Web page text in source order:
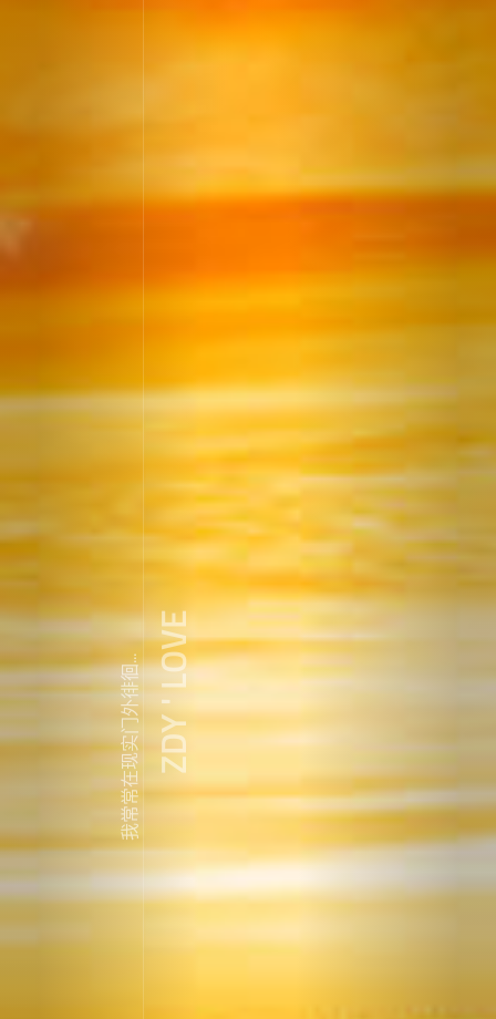
我常常在现实门外徘徊...ZDY ' LOVE